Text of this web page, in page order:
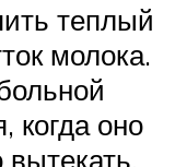
теплый
молока.
когда оно